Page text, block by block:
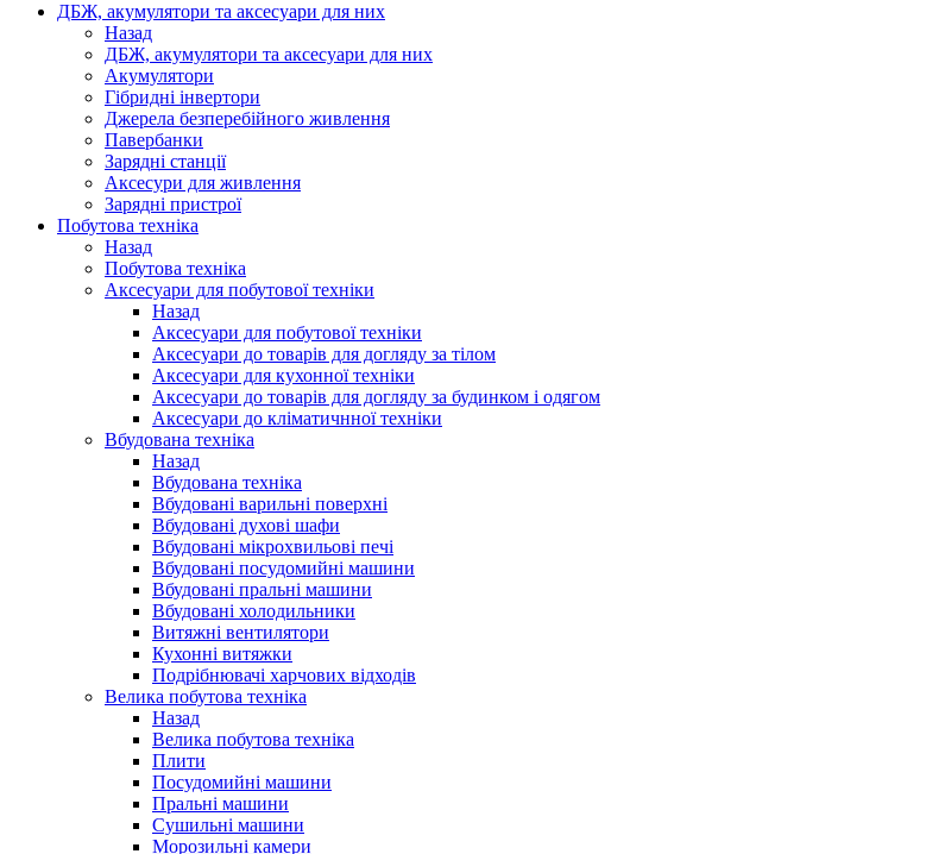
ДБЖ, акумулятори та аксесуари для них
Назад
ДБЖ, акумулятори та аксесуари для них
Акумулятори
Гібридні інвертори
Джерела безперебійного живлення
Павербанки
Зарядні станції
Аксесури для живлення
Зарядні пристрої
Побутова техніка
Назад
Побутова техніка
Аксесуари для побутової техніки
Назад
Аксесуари для побутової техніки
Аксесуари до товарів для догляду за тілом
Аксесуари для кухонної техніки
Аксесуари до товарів для догляду за будинком і одягом
Аксесуари до кліматичнної техніки
Вбудована техніка
Назад
Вбудована техніка
Вбудовані варильні поверхні
Вбудовані духові шафи
Вбудовані мікрохвильові печі
Вбудовані посудомийні машини
Вбудовані пральні машини
Вбудовані холодильники
Витяжні вентилятори
Кухонні витяжки
Подрібнювачі харчових відходів
Велика побутова техніка
Назад
Велика побутова техніка
Плити
Посудомийні машини
Пральні машини
Сушильні машини
Морозильні камери